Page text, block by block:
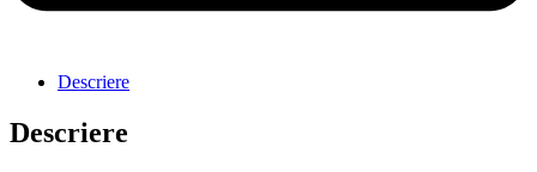
Descriere
Descriere